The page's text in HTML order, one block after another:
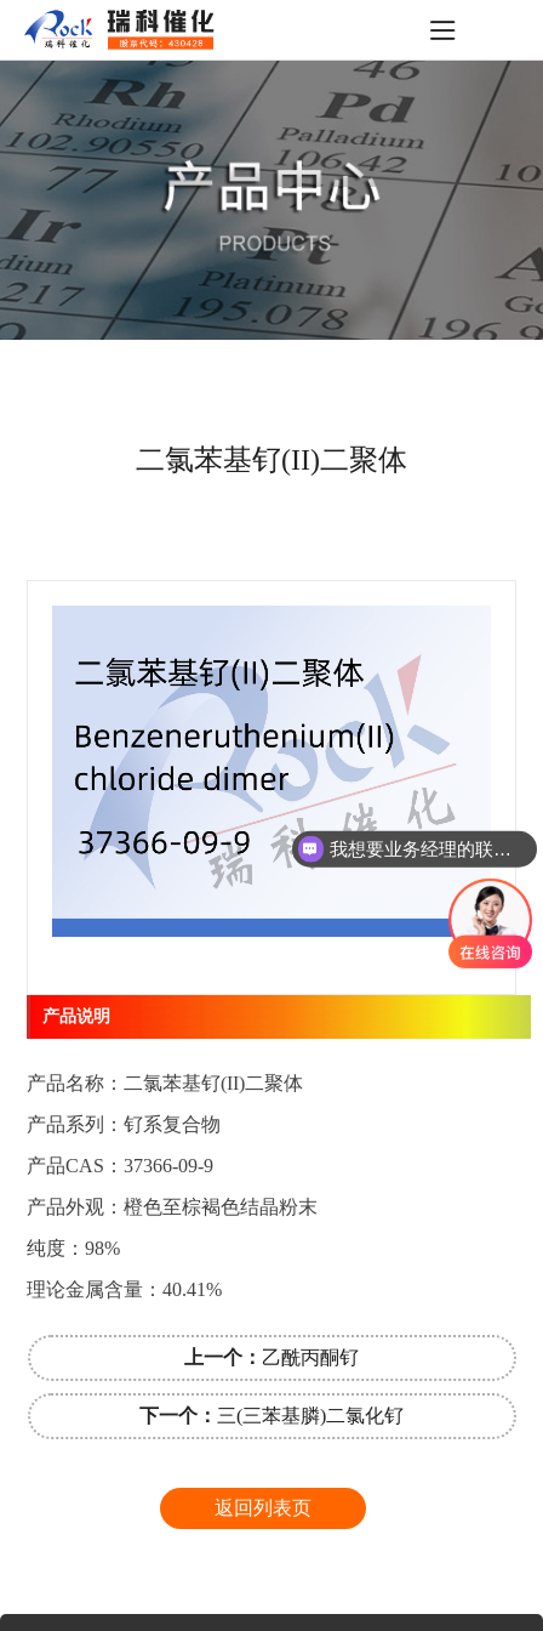
二氯苯基钌(II)二聚体
产品说明
产品名称：二氯苯基钌(II)二聚体
产品系列：钌系复合物
产品CAS：37366-09-9
产品外观：橙色至棕褐色结晶粉末
纯度：98%
理论金属含量：40.41%
上一个： 乙酰丙酮钌
下一个： 三(三苯基膦)二氯化钌
返回列表页
我想要业务经理的联系方式